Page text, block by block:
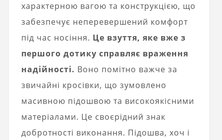
характерною вагою та конструкцією, що
забезпечує неперевершений комфорт
під час носіння. Це взуття, яке вже з
першого дотику справляє враження
надійності. Воно помітно важче за
звичайні кросівки, що зумовлено
масивною підошвою та високоякісними
матеріалами. Це своєрідний знак
добротності виконання. Підошва, хоч і